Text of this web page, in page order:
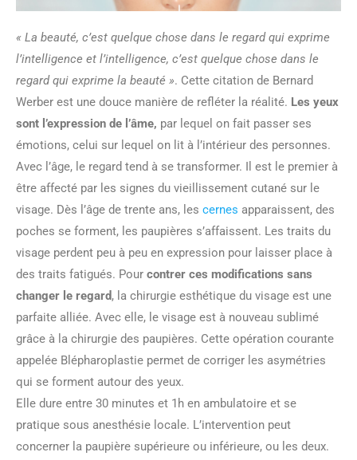
« La beauté, c’est quelque chose dans le regard qui exprime
l’intelligence et l’intelligence, c’est quelque chose dans le
regard qui exprime la beauté ». Cette citation de Bernard
Werber est une douce manière de refléter la réalité. Les yeux
sont l’expression de l’âme, par lequel on fait passer ses
émotions, celui sur lequel on lit à l’intérieur des personnes.
Avec l’âge, le regard tend à se transformer. Il est le premier à
être affecté par les signes du vieillissement cutané sur le
visage. Dès l’âge de trente ans, les cernes apparaissent, des
poches se forment, les paupières s’affaissent. Les traits du
visage perdent peu à peu en expression pour laisser place à
des traits fatigués. Pour contrer ces modifications sans
changer le regard, la chirurgie esthétique du visage est une
parfaite alliée. Avec elle, le visage est à nouveau sublimé
grâce à la chirurgie des paupières. Cette opération courante
appelée Blépharoplastie permet de corriger les asymétries
qui se forment autour des yeux.
Elle dure entre 30 minutes et 1h en ambulatoire et se
pratique sous anesthésie locale. L’intervention peut
concerner la paupière supérieure ou inférieure, ou les deux.